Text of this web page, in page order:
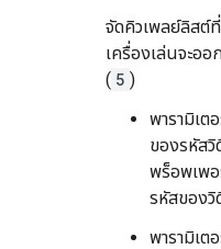
จัดคิวเพลย์ลิสต์
เครื่องเล่นจะออ
( 5 )
พารามิเต
ของรหัสวิ
พร็อพเพ
รหัสของวิ
พารามิเต